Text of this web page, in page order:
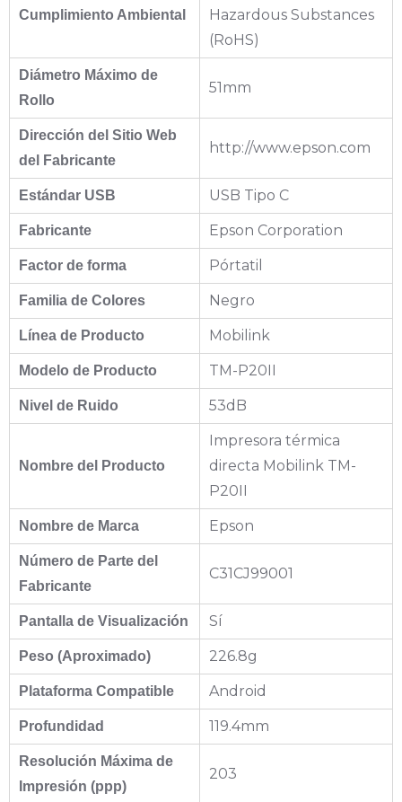
Cumplimiento Ambiental
Hazardous Substances
(RoHS)
Diámetro Máximo de
Rollo
51mm
Dirección del Sitio Web
del Fabricante
http://www.epson.com
Estándar USB USB Tipo C
Fabricante Epson Corporation
Factor de forma Pórtatil
Familia de Colores Negro
Línea de Producto Mobilink
Modelo de Producto TM-P20II
Nivel de Ruido 53dB
Nombre del Producto
Impresora térmica
directa Mobilink TM-
P20II
Nombre de Marca Epson
Número de Parte del
Fabricante
C31CJ99001
Pantalla de Visualización Sí
Peso (Aproximado) 226.8g
Plataforma Compatible Android
Profundidad 119.4mm
Resolución Máxima de
Impresión (ppp)
203